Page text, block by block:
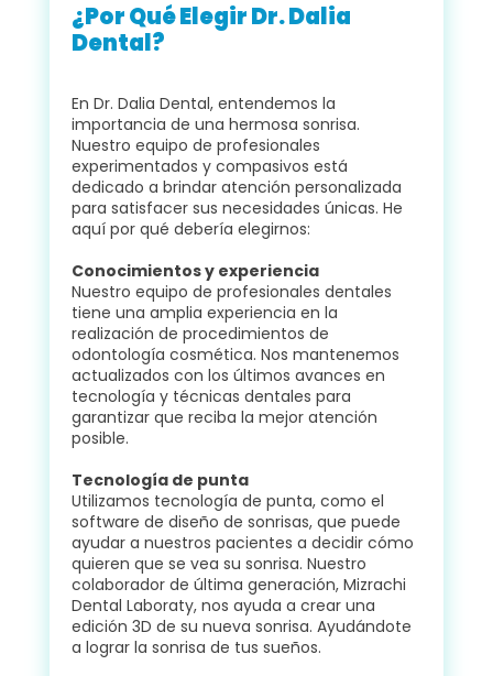
¿Por Qué Elegir Dr. Dalia
Dental?
En Dr. Dalia Dental, entendemos la
importancia de una hermosa sonrisa.
Nuestro equipo de profesionales
experimentados y compasivos está
dedicado a brindar atención personalizada
para satisfacer sus necesidades únicas. He
aquí por qué debería elegirnos:
Conocimientos y experiencia
Nuestro equipo de profesionales dentales
tiene una amplia experiencia en la
realización de procedimientos de
odontología cosmética. Nos mantenemos
actualizados con los últimos avances en
tecnología y técnicas dentales para
garantizar que reciba la mejor atención
posible.
Tecnología de punta
Utilizamos tecnología de punta, como el
software de diseño de sonrisas, que puede
ayudar a nuestros pacientes a decidir cómo
quieren que se vea su sonrisa. Nuestro
colaborador de última generación, Mizrachi
Dental Laboraty, nos ayuda a crear una
edición 3D de su nueva sonrisa. Ayudándote
a lograr la sonrisa de tus sueños.